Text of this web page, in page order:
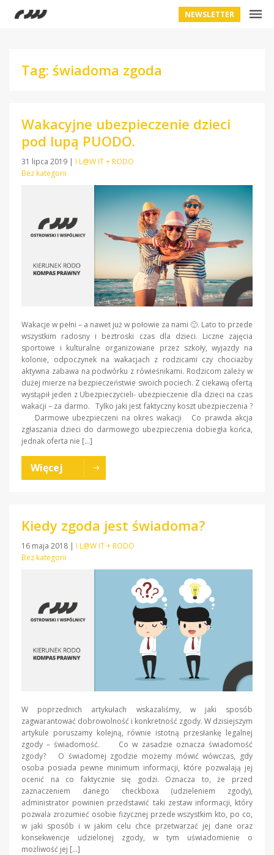
NEWSLETTER
Tag: świadoma zgoda
Wakacyjne ubezpieczenie dzieci
pod lupą PUODO.
31 lipca 2019 | I L@W IT + RODO
Bez kategorii
Wakacje w pełni – a nawet już w połowie za nami 🙂. Lato to przede
wszystkim radosny i beztroski czas dla dzieci. Liczne zajęcia
sportowe i kulturalne organizowane przez szkoły, wyjazdy na
kolonie, odpoczynek na wakacjach z rodzicami czy chociażby
aktywna zabawa na podwórku z rówieśnikami. Rodzicom zależy w
dużej mierze na bezpieczeństwie swoich pociech. Z ciekawą ofertą
wystąpił jeden z Ubezpieczycieli- ubezpieczenie dla dzieci na czas
wakacji – za darmo. Tylko jaki jest faktyczny koszt ubezpieczenia ?
Darmowe ubezpieczeni na okres wakacji Co prawda akcja
zgłaszania dzieci do darmowego ubezpieczenia dobiegła końca,
jednak oferta nie […]
Więcej
Kiedy zgoda jest świadoma?
16 maja 2018 | I L@W IT + RODO
Bez kategorii
W poprzednich artykułach wskazaliśmy, w jaki sposób
zagwarantować dobrowolność i konkretność zgody. W dzisiejszym
artykule poruszamy kolejną, równie istotną przesłankę legalnej
zgody – świadomość. Co w zasadzie oznacza świadomość
zgody? O świadomej zgodzie możemy mówić wówczas, gdy
osoba posiada pewne minimum informacji, które pozwalają jej
ocenić na co faktycznie się godzi. Oznacza to, że przed
zaznaczeniem danego checkboxa (udzieleniem zgody),
administrator powinien przedstawić taki zestaw informacji, który
pozwala zrozumieć osobie fizycznej przede wszystkim kto, po co,
w jaki sposób i w jakim celu chce przetwarzać jej dane oraz
konsekwencje udzielonej zgody, w tym uświadomienie o
możliwość jej […]